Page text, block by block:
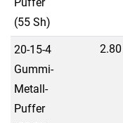
(55 Sh)
20-15-4
Gummi-
Metall-
Puffer
2.80